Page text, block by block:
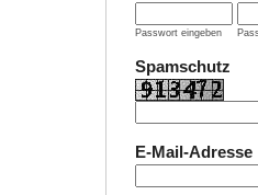
Passwort eingeben
Spamschutz
E-Mail-Adresse